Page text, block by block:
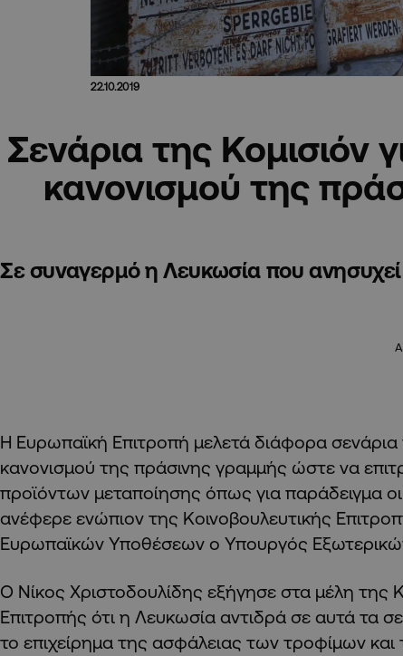
22.10.2019
Σενάρια της Κομισιόν
κανονισμού της
Σε συναγερμό η Λευκωσία που
Η Ευρωπαϊκή Επιτροπή μελετά διάφορα σενάρια
κανονισμού της πράσινης γραμμής ώστε να
προϊόντων μεταποίησης όπως για παράδειγμα οι
ανέφερε ενώπιον της Κοινοβουλευτικής
Ευρωπαϊκών Υποθέσεων ο Υπουργός
Ο Νίκος Χριστοδουλίδης εξήγησε στα μέλη της
Επιτροπής ότι η Λευκωσία αντιδρά σε αυτά τα
το επιχείρημα της ασφάλειας των τροφίμων και